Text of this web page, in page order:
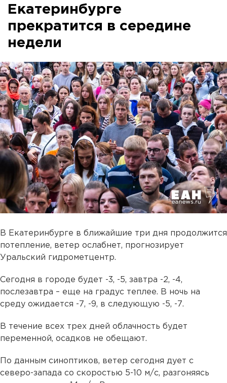
Екатеринбурге
прекратится в середине
недели
В Екатеринбурге в ближайшие три дня продолжится
потепление, ветер ослабнет, прогнозирует
Уральский гидрометцентр.
Сегодня в городе будет -3, -5, завтра -2, -4,
послезавтра – еще на градус теплее. В ночь на
среду ожидается -7, -9, в следующую -5, -7.
В течение всех трех дней облачность будет
переменной, осадков не обещают.
По данным синоптиков, ветер сегодня дует с
северо-запада со скоростью 5-10 м/с, разгоняясь